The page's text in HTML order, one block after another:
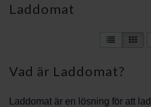
Laddomat
Vad är Laddomat?
Laddomat är en lösning för att